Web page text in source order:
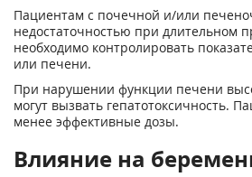
Пациентам с почечной и/или
недостаточностью при длительном
необходимо контролировать
или печени.
При нарушении функции печени
могут вызвать гепатотоксичность.
менее эффективные дозы.
Влияние на